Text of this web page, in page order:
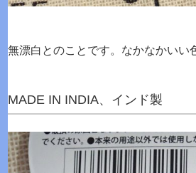
無漂白とのことです。なかなかいい
MADE IN INDIA、インド製